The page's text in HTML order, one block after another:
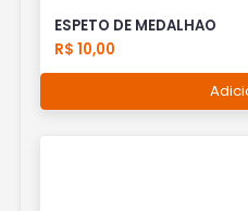
ESPETO DE MEDALHAO
R$ 10,00